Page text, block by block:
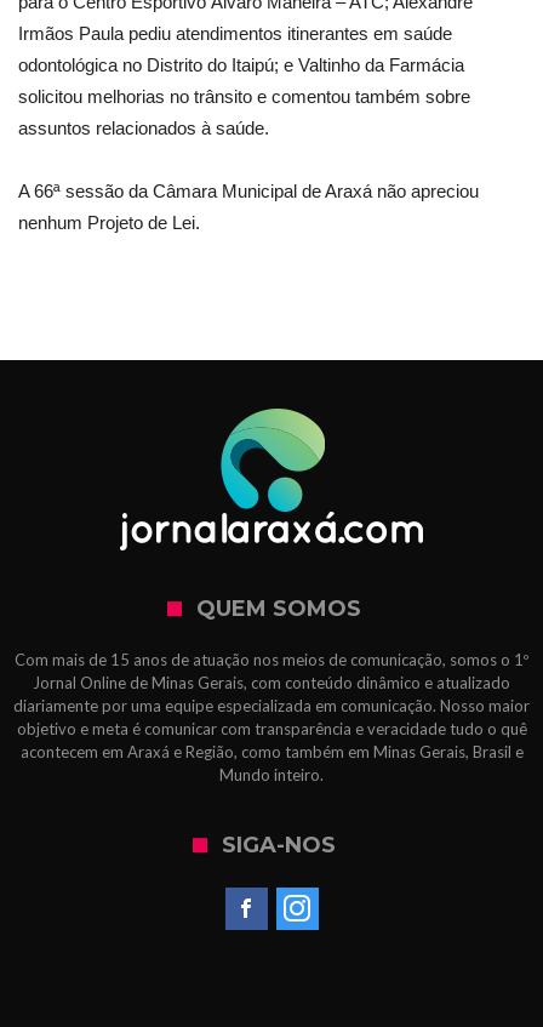
Irmãos Paula pediu atendimentos itinerantes em saúde
odontológica no Distrito do Itaipú; e Valtinho da Farmácia
solicitou melhorias no trânsito e comentou também sobre
assuntos relacionados à saúde.
A 66ª sessão da Câmara Municipal de Araxá não apreciou
nenhum Projeto de Lei.
QUEM SOMOS
Com mais de 15 anos de atuação nos meios de comunicação, somos o 1º
Jornal Online de Minas Gerais, com conteúdo dinâmico e atualizado
diariamente por uma equipe especializada em comunicação. Nosso maior
objetivo e meta é comunicar com transparência e veracidade tudo o quê
acontecem em Araxá e Região, como também em Minas Gerais, Brasil e
Mundo inteiro.
SIGA-NOS